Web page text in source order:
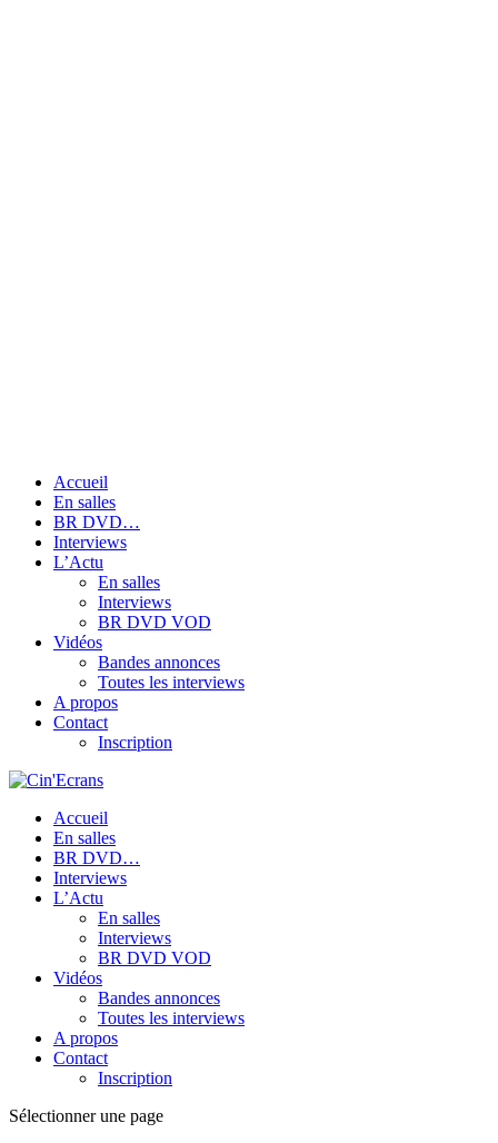
Accueil
En salles
BR DVD…
Interviews
L’Actu
En salles
Interviews
BR DVD VOD
Vidéos
Bandes annonces
Toutes les interviews
A propos
Contact
Inscription
Accueil
En salles
BR DVD…
Interviews
L’Actu
En salles
Interviews
BR DVD VOD
Vidéos
Bandes annonces
Toutes les interviews
A propos
Contact
Inscription
Sélectionner une page